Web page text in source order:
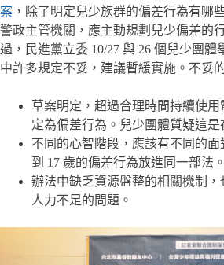
案 ，除了明定兒少族群的偏差行為有哪
警政主管機關，應主動規劃兒少偏差的
過，民進黨立委 10/27 與 26 個兒少團
中許多規定不妥，建議暫緩實施。不妥
草案明定，超過合理時間持續使
定為偏差行為。兒少團體質疑這是
不同的心智階段，應該有不同的
到 17 歲的偏差行為放進同一部法。
辦法中缺乏資源盤整的相關機制
人力不足的問題。